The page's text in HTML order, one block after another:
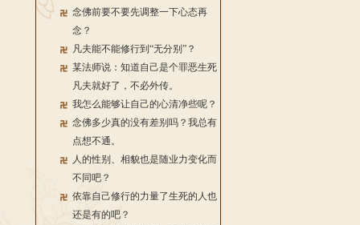
念佛前要不要先调整一下心态再
念？
凡夫能不能修行到“无分别”？
某法师说：知道自己是个罪恶生死
凡夫就好了，不必外传。
我怎么能够让自己的心清净些呢？
念佛多少真的没有差别吗？我总有
点想不通。
人的性别、相貌也是随业力变化而
不同吧？
依靠自己修行的力量了生死的人也
还是有的吧？